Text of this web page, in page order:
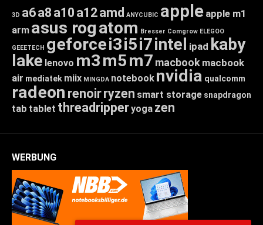
3D a6a8 a10 a12amd ANYCUBIC apple apple m1
arm asus rogatom Bresser Comgrow ELEGOO
GEEETECH geforcei3i5i7intel ipad kaby
lake lenovo m3m5m7 macbook macbook
air mediatek miix MINGDA notebook nvidia qualcomm
radeon renoirryzen smart storage snapdragon
tab tablet threadripperyoga zen
WERBUNG